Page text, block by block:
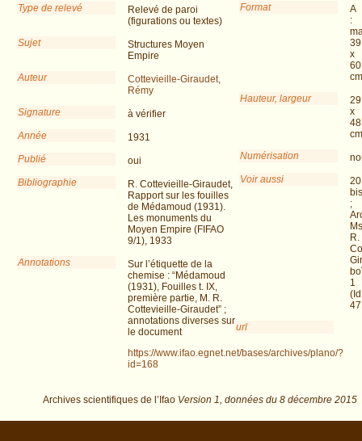
Type de relevé
Relevé de paroi
(figurations ou textes)
Sujet
Structures Moyen
Empire
Auteur
Cottevieille-Giraudet,
Rémy
Signature
à vérifier
Année
1931
Publié
oui
Bibliographie
R. Cottevieille-Giraudet,
Rapport sur les fouilles
de Médamoud (1931).
Les monuments du
Moyen Empire (FIFAO
9/1), 1933
Annotations
Sur l’étiquette de la
chemise : “Médamoud
(1931), Fouilles t. IX,
première partie, M. R.
Cottevieille-Giraudet” ;
annotations diverses sur
le document
Format
A
:
39
x
60
cm
Hauteur, largeur
x
cm
Numérisation
Voir aussi
bis
;
R.
1
url
https://www.ifao.egnet.net/bases/archives/plano/?
id=168
Archives scientifiques de l’Ifao Version 1, données du 8 décembre 2015